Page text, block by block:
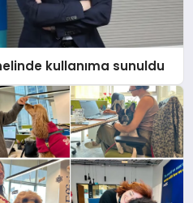
kullanıma sunuldu